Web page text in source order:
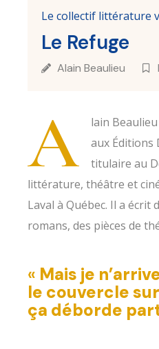
Le collectif littérature
Le Refuge
Alain Beaulieu
A
lain
aux Éditions
titulaire au
littérature, théâtre et
Laval à Québec. Il a écrit
romans, des pièces de
« Mais je
le couvercle
ça déborde